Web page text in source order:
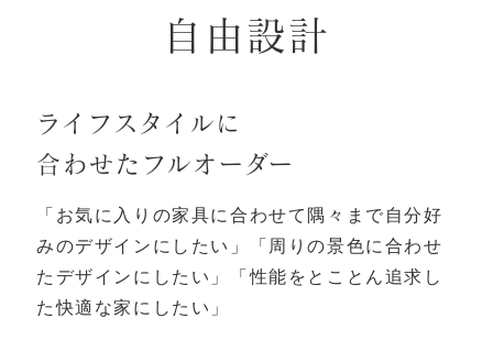
自由設計
ライフスタイルに
合わせたフルオーダー
「お気に入りの家具に合わせて隅々まで自分好
みのデザインにしたい」「周りの景色に合わせ
たデザインにしたい」「性能をとことん追求し
た快適な家にしたい」